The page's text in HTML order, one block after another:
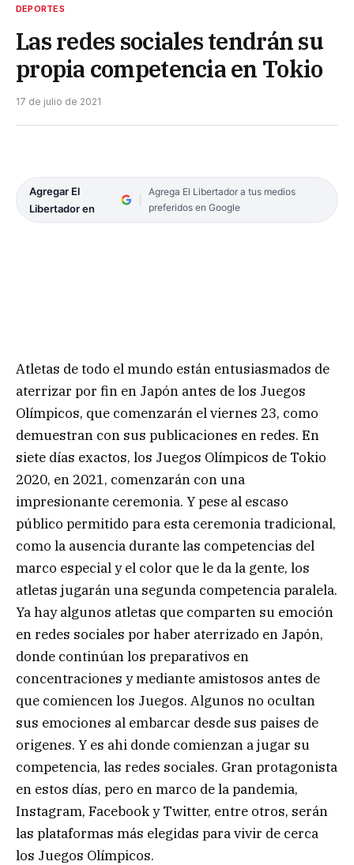
DEPORTES
Las redes sociales tendrán su
propia competencia en Tokio
17 de julio de 2021
Agregar El
Libertador en
Agrega El Libertador a tus medios
preferidos en Google
Atletas de todo el mundo están entusiasmados de
aterrizar por fin en Japón antes de los Juegos
Olímpicos, que comenzarán el viernes 23, como
demuestran con sus publicaciones en redes. En
siete días exactos, los Juegos Olímpicos de Tokio
2020, en 2021, comenzarán con una
impresionante ceremonia. Y pese al escaso
público permitido para esta ceremonia tradicional,
como la ausencia durante las competencias del
marco especial y el color que le da la gente, los
atletas jugarán una segunda competencia paralela.
Ya hay algunos atletas que comparten su emoción
en redes sociales por haber aterrizado en Japón,
donde continúan los preparativos en
concentraciones y mediante amistosos antes de
que comiencen los Juegos. Algunos no ocultan
sus emociones al embarcar desde sus paises de
origenes. Y es ahi donde comienzan a jugar su
competencia, las redes sociales. Gran protagonista
en estos días, pero en marco de la pandemia,
Instagram, Facebook y Twitter, entre otros, serán
las plataformas más elegidas para vivir de cerca
los Juegos Olímpicos.